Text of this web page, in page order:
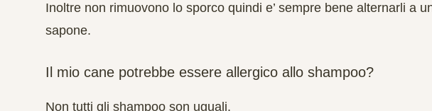
Inoltre non rimuovono lo sporco quindi e’ sempre bene alternarli a
sapone.
Il mio cane potrebbe essere allergico allo shampoo?
Non tutti gli shampoo son uguali.